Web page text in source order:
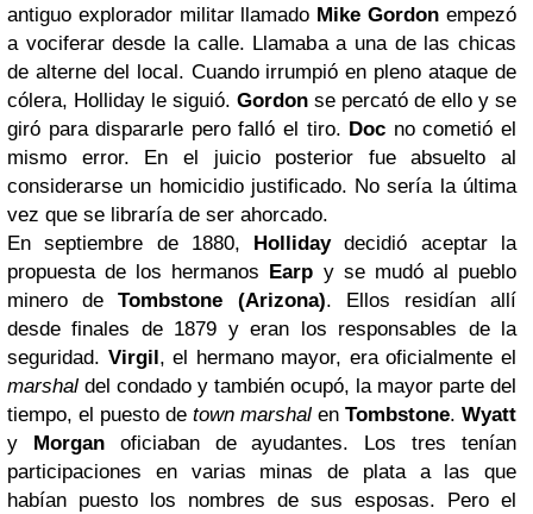
antiguo explorador militar llamado Mike Gordon empezó
a vociferar desde la calle. Llamaba a una de las chicas
de alterne del local. Cuando irrumpió en pleno ataque de
cólera, Holliday le siguió. Gordon se percató de ello y se
giró para dispararle pero falló el tiro. Doc no cometió el
mismo error. En el juicio posterior fue absuelto al
considerarse un homicidio justificado. No sería la última
vez que se libraría de ser ahorcado.
En septiembre de 1880,
Hollidaydecidió aceptar la
propuesta de los hermanos
Earp y se mudó al pueblo
minero deTombstone (Arizona). Ellos residían allí
desde finales de 1879 y eran los responsables de la
seguridad. Virgil , el hermano mayor, era oficialmente el
marshal del condado y también ocupó, la mayor parte del
tiempo, el puesto de town marshal en Tombstone. Wyatt
y
Morganoficiaban de ayudantes. Los tres tenían
participaciones en varias minas de plata a las que
habían puesto los nombres de sus esposas. Pero el